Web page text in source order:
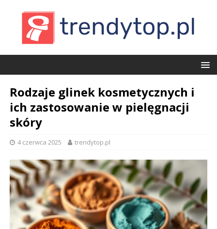
Rodzaje glinek kosmetycznych i
ich zastosowanie w pielęgnacji
skóry
4 czerwca 2025 trendytop.pl